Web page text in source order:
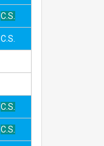
C.S.
C.S.
C.S.
C.S.